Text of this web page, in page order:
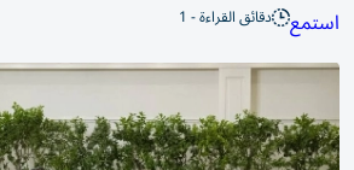
استمع دقائق القراءة - 1